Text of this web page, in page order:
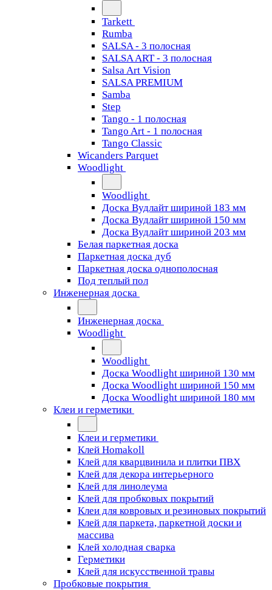
Tarkett
Rumba
SALSA - 3 полосная
SALSA ART - 3 полосная
Salsa Art Vision
SALSA PREMIUM
Samba
Step
Tango - 1 полосная
Tango Art - 1 полосная
Tango Classiс
Wicanders Parquet
Woodlight
Woodlight
Доска Вудлайт шириной 183 мм
Доска Вудлайт шириной 150 мм
Доска Вудлайт шириной 203 мм
Белая паркетная доска
Паркетная доска дуб
Паркетная доска однополосная
Под теплый пол
Инженерная доска
Инженерная доска
Woodlight
Woodlight
Доска Woodlight шириной 130 мм
Доска Woodlight шириной 150 мм
Доска Woodlight шириной 180 мм
Клеи и герметики
Клеи и герметики
Клей Homakoll
Клей для кварцвинила и плитки ПВХ
Клей для декора интерьерного
Клей для линолеума
Клей для пробковых покрытий
Клеи для ковровых и резиновых покрытий
Клей для паркета, паркетной доски и
массива
Клей холодная сварка
Герметики
Клей для искусственной травы
Пробковые покрытия